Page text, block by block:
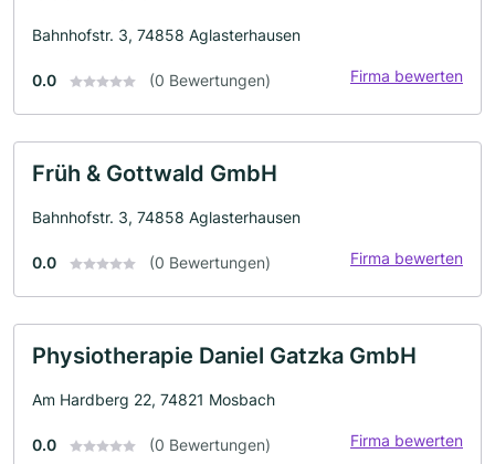
Bahnhofstr. 3, 74858 Aglasterhausen
0.0 (0 Bewertungen) Firma bewerten
Früh & Gottwald GmbH
Bahnhofstr. 3, 74858 Aglasterhausen
0.0 (0 Bewertungen) Firma bewerten
Physiotherapie Daniel Gatzka GmbH
Am Hardberg 22, 74821 Mosbach
0.0 (0 Bewertungen) Firma bewerten